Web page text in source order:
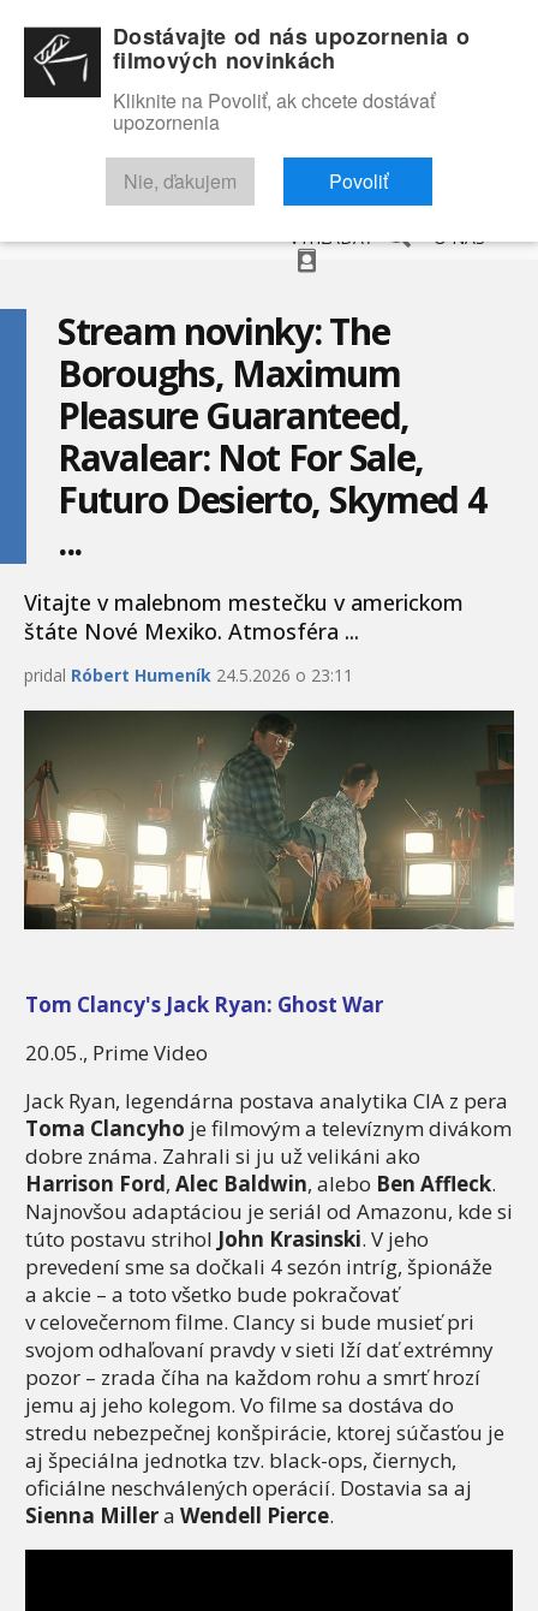
RECENZIE TRAILERY FILMOVÁ DATABÁZA
VYHĽADAŤ O NÁS
Stream novinky: The
Boroughs, Maximum
Pleasure Guaranteed,
Ravalear: Not For Sale,
Futuro Desierto, Skymed 4
...
Vitajte v malebnom mestečku v americkom
štáte Nové Mexiko. Atmosféra ...
pridal Róbert Humeník 24.5.2026 o 23:11
Tom Clancy's Jack Ryan: Ghost War
20.05., Prime Video
Jack Ryan, legendárna postava analytika CIA z pera
Toma Clancyho je filmovým a televíznym divákom
dobre známa. Zahrali si ju už velikáni ako
Harrison Ford, Alec Baldwin, alebo Ben Affleck.
Najnovšou adaptáciou je seriál od Amazonu, kde si
túto postavu strihol John Krasinski. V jeho
prevedení sme sa dočkali 4 sezón intríg, špionáže
a akcie – a toto všetko bude pokračovať
v celovečernom filme. Clancy si bude musieť pri
svojom odhaľovaní pravdy v sieti lží dať extrémny
pozor – zrada číha na každom rohu a smrť hrozí
jemu aj jeho kolegom. Vo filme sa dostáva do
stredu nebezpečnej konšpirácie, ktorej súčasťou je
aj špeciálna jednotka tzv. black-ops, čiernych,
oficiálne neschválených operácií. Dostavia sa aj
Sienna Millera Wendell Pierce.
Dostávajte od nás upozornenia o
filmových novinkách
Kliknite na Povoliť, ak chcete dostávať
upozornenia
Nie, ďakujem Povoliť